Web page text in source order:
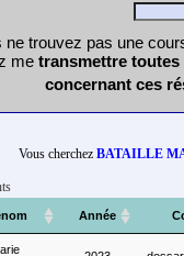
ne trouvez pas une
me transmettre
concernant ces
Vous cherchez BATAILLE
Année